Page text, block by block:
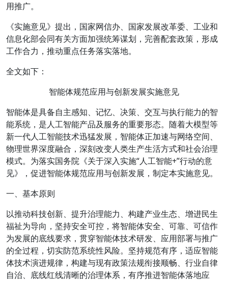
用推广。
《实施意见》提出，国家网信办、国家发展改革委、工业和
信息化部会同有关方面加强统筹谋划，完善配套政策，形成
工作合力，推动重点任务落实落地。
全文如下：
智能体规范应用与创新发展实施意见
智能体是具备自主感知、记忆、决策、交互与执行能力的智
能系统，是人工智能产品及服务的重要形态。随着大模型等
新一代人工智能技术迅猛发展，智能体正加速与网络空间、
物理世界深度融合，深刻改变人类生产生活方式和社会治理
模式。为落实国务院《关于深入实施“人工智能+”行动的意
见》，促进智能体规范应用与创新发展，制定本实施意见。
一、基本原则
以推动科技创新、提升治理能力、构建产业生态、增进民生
福祉为导向，坚持安全可控，将智能体安全、可靠、可信作
为发展的底线要求，贯穿智能体技术研发、应用部署与推广
的全过程，切实防范系统性风险。坚持规范有序，适应智能
体技术演进规律，构建与现有政策法规衔接顺畅、行业自律
自治、底线红线清晰的治理体系，有序推进智能体落地应